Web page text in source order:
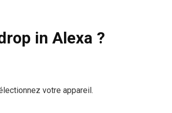
in Alexa ?
votre appareil.